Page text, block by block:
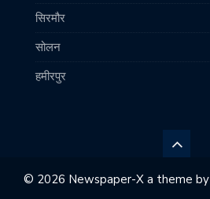
सिरमौर
सोलन
हमीरपुर
© 2026 Newspaper-X a theme by